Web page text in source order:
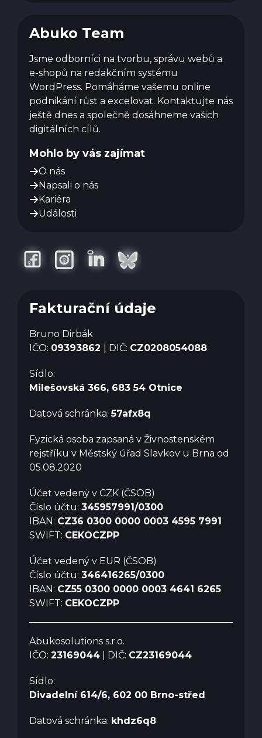
Abuko Team
Jsme odborníci na tvorbu, správu webů a
e-shopů na redakčním systému
WordPress. Pomáháme vašemu online
podnikání růst a excelovat. Kontaktujte nás
ještě dnes a společně dosáhneme vašich
digitálních cílů.
Mohlo by vás zajímat
O nás
Napsali o nás
Kariéra
Události
Fakturační údaje
Bruno Dirbák
IČO: 09393862 | DIČ: CZ0208054088
Sídlo:
Milešovská 366, 683 54 Otnice
Datová schránka:57afx8q
Fyzická osoba zapsaná v Živnostenském
rejstříku v Městský úřad Slavkov u Brna od
05.08.2020
Účet vedený v CZK (ČSOB)
Číslo účtu: 345957991/0300
IBAN: CZ36 0300 0000 0003 4595 7991
SWIFT: CEKOCZPP
Účet vedený v EUR (ČSOB)
Číslo účtu: 346416265/0300
IBAN: CZ55 0300 0000 0003 4641 6265
SWIFT: CEKOCZPP
Abukosolutions s.r.o.
IČO: 23169044 | DIČ: CZ23169044
Sídlo:
Divadelní 614/6, 602 00 Brno-střed
Datová schránka: khdz6q8